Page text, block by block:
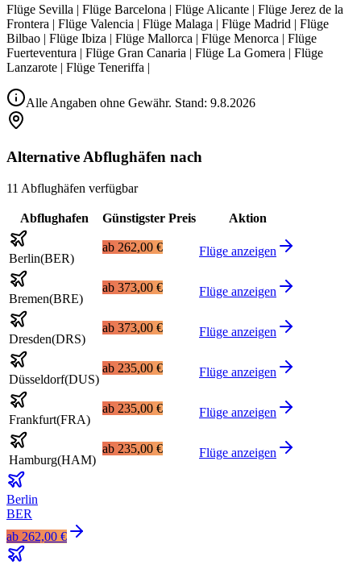
Flüge Sevilla | Flüge Barcelona | Flüge Alicante | Flüge Jerez de la
Frontera | Flüge Valencia | Flüge Malaga | Flüge Madrid | Flüge
Bilbao | Flüge Ibiza | Flüge Mallorca | Flüge Menorca | Flüge
Fuerteventura | Flüge Gran Canaria | Flüge La Gomera | Flüge
Lanzarote | Flüge Teneriffa |
Alle Angaben ohne Gewähr. Stand: 9.8.2026
Alternative Abflughäfen nach
11 Abflughäfen verfügbar
Abflughafen Günstigster Preis Aktion
Berlin(BER)
ab 262,00 € Flüge anzeigen
Bremen(BRE)
ab 373,00 € Flüge anzeigen
Dresden(DRS)
ab 373,00 € Flüge anzeigen
Düsseldorf(DUS)
ab 235,00 € Flüge anzeigen
Frankfurt(FRA)
ab 235,00 € Flüge anzeigen
Hamburg(HAM)
ab 235,00 € Flüge anzeigen
Berlin
BER
ab 262,00 €